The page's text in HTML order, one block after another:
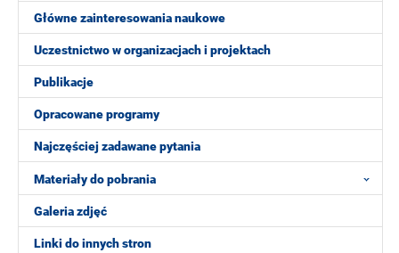
Główne zainteresowania naukowe
Uczestnictwo w organizacjach i projektach
Publikacje
Opracowane programy
Najczęściej zadawane pytania
Materiały do pobrania
Galeria zdjęć
Linki do innych stron